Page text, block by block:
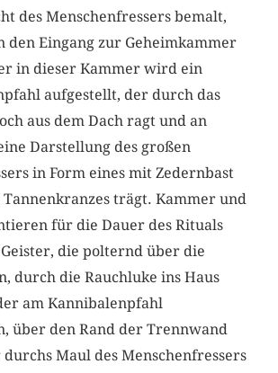
des Menschenfressers bemalt,
den Eingang zur Geheimkammer
in dieser Kammer wird ein
aufgestellt, der durch das
aus dem Dach ragt und an
Darstellung des großen
in Form eines mit Zedernbast
trägt. Kammer und
für die Dauer des Rituals
die polternd über die
durch die Rauchluke ins Haus
am Kannibalenpfahl
über den Rand der Trennwand
Maul des Menschenfressers